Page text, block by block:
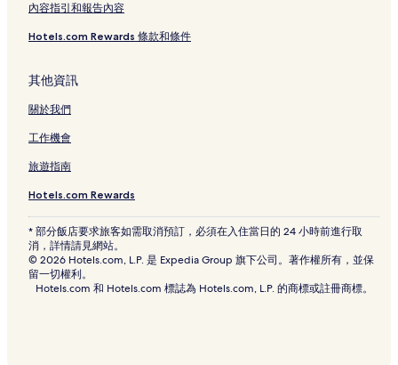
曾文水庫附近的飯店
三寶山靈嚴襌寺附近的飯店
嘉義縣的提供無線上網的飯店
嘉義縣的設有停車場的飯店
竹崎的設有停車場的飯店
民雄的設有停車場的飯店
中埔的設有停車場的飯店
內容指引和報告內容
Hotels.com Rewards 條款和條件
其他資訊
關於我們
工作機會
旅遊指南
Hotels.com Rewards
* 部分飯店要求旅客如需取消預訂，必須在入住當日的 24 小時前進行取
消，詳情請見網站。
© 2026 Hotels.com, L.P. 是 Expedia Group 旗下公司。著作權所有，並保
留一切權利。
Hotels.com 和 Hotels.com 標誌為 Hotels.com, L.P. 的商標或註冊商標。